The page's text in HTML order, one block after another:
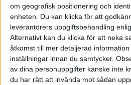
om geografisk positionering och
enheten. Du kan klicka för att
leverantörers uppgiftsbehandling
Alternativt kan du klicka för att neka
åtkomst till mer detaljerad
inställningar innan du samtycker.
av dina personuppgifter kanske inte
du har rätt att invända mot sådan